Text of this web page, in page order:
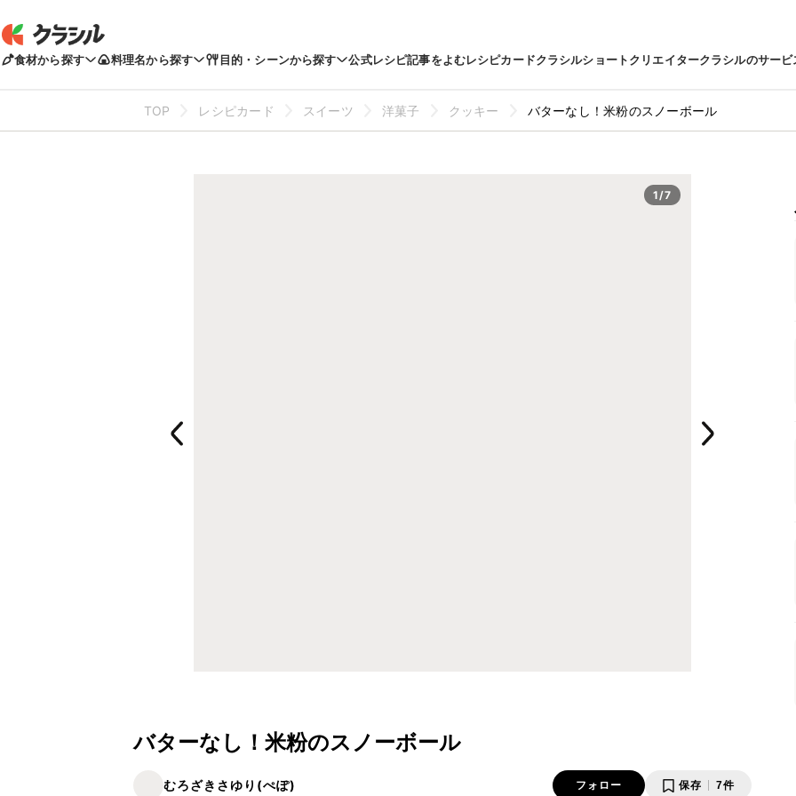
食材から探す 料理名から探す 目的・シーンから探す 公式レシピ記事をよむレシピカードクラシルショートクリエイタークラシルのサービ
TOP レシピカード スイーツ 洋菓子 クッキー バターなし！米粉のスノーボール
1/7
バターなし！米粉のスノーボール
むろざきさゆり(ぺぽ) フォロー 保存 7件